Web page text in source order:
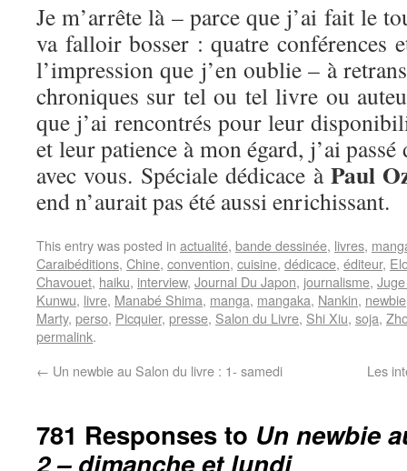
Je m’arrête là – parce que j’ai fait le
va falloir bosser : quatre conférences
l’impression que j’en oublie – à
chroniques sur tel ou tel livre ou
que j’ai rencontrés pour leur
et leur patience à mon égard, j’ai
avec vous. Spéciale dédicace à Paul
end n’aurait pas été aussi enrichissant.
This entry was posted in actualité, bande dessinée, livres,
Caraibéditions, Chine, convention, cuisine, dédicace, éditeur,
Chavouet, haiku, interview, Journal Du Japon, journalisme,
Kunwu, livre, Manabé Shima, manga, mangaka, Nankin, newbie
Marty, perso, Picquier, presse, Salon du Livre, Shi Xiu, soja,
permalink.
← Un newbie au Salon du livre : 1- samedi Les
781 Responses to Un newbie
2 – dimanche et lundi